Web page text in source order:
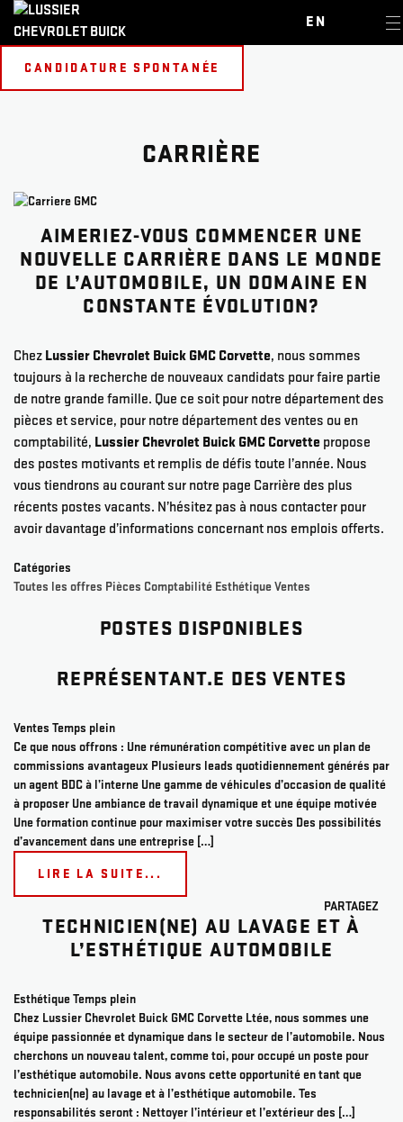
EN
CANDIDATURE SPONTANÉE
CARRIÈRE
AIMERIEZ-VOUS COMMENCER UNE
NOUVELLE CARRIÈRE DANS LE MONDE
DE L’AUTOMOBILE, UN DOMAINE EN
CONSTANTE ÉVOLUTION?
Chez Lussier Chevrolet Buick GMC Corvette, nous sommes
toujours à la recherche de nouveaux candidats pour faire partie
de notre grande famille. Que ce soit pour notre département des
pièces et service, pour notre département des ventes ou en
comptabilité, Lussier Chevrolet Buick GMC Corvette propose
des postes motivants et remplis de défis toute l’année. Nous
vous tiendrons au courant sur notre page Carrière des plus
récents postes vacants. N’hésitez pas à nous contacter pour
avoir davantage d’informations concernant nos emplois offerts.
Catégories
Toutes les offres Pièces Comptabilité EsthétiqueVentes
POSTES DISPONIBLES
REPRÉSENTANT.E DES VENTES
Ventes Temps plein
Ce que nous offrons : Une rémunération compétitive avec un plan de
commissions avantageux Plusieurs leads quotidiennement générés par
un agent BDC à l’interne Une gamme de véhicules d’occasion de qualité
à proposer Une ambiance de travail dynamique et une équipe motivée
Une formation continue pour maximiser votre succès Des possibilités
d’avancement dans une entreprise […]
LIRE LA SUITE...
PARTAGEZ
TECHNICIEN(NE) AU LAVAGE ET À
L’ESTHÉTIQUE AUTOMOBILE
EsthétiqueTemps plein
Chez Lussier Chevrolet Buick GMC Corvette Ltée, nous sommes une
équipe passionnée et dynamique dans le secteur de l’automobile. Nous
cherchons un nouveau talent, comme toi, pour occupé un poste pour
l’esthétique automobile. Nous avons cette opportunité en tant que
technicien(ne) au lavage et à l’esthétique automobile. Tes
responsabilités seront : Nettoyer l’intérieur et l’extérieur des […]